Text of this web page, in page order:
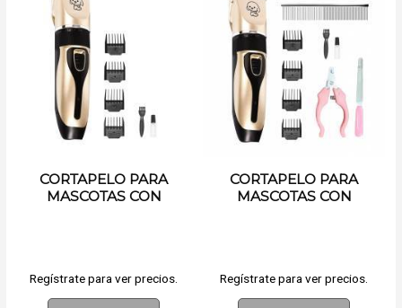
CORTAPELO PARA
MASCOTAS CON
Regístrate para ver precios.
CORTAPELO PARA
MASCOTAS CON
Regístrate para ver precios.